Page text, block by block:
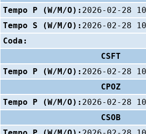
Tempo P (W/M/O): 2026-02-28
Tempo S (W/M/O): 2026-02-28
Coda:
CSFT
Tempo P (W/M/O): 2026-02-28
CPOZ
Tempo P (W/M/O): 2026-02-28
CSOB